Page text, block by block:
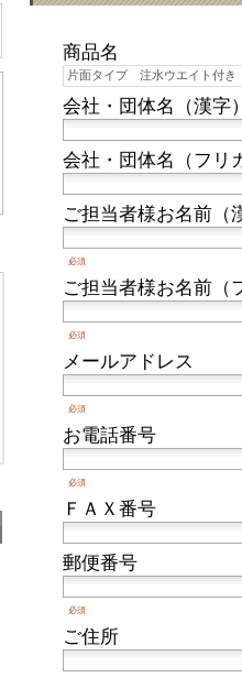
商品名
会社・団体名（漢字
会社・団体名（フリ
ご担当者様お名前（
必須
ご担当者様お名前（
必須
メールアドレス
必須
お電話番号
必須
ＦＡＸ番号
郵便番号
必須
ご住所